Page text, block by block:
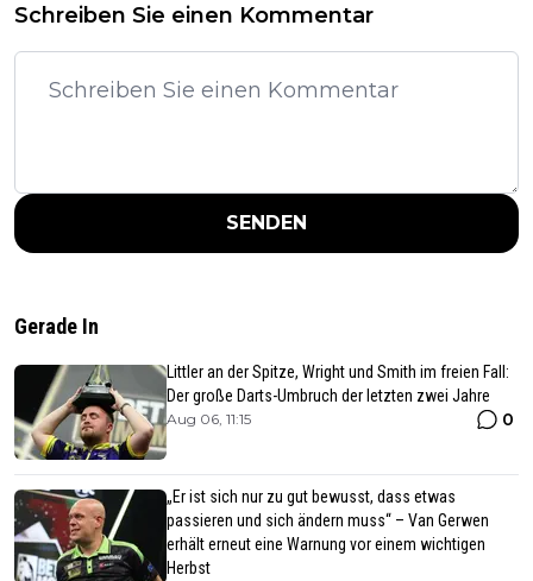
Schreiben Sie einen Kommentar
SENDEN
Gerade In
Littler an der Spitze, Wright und Smith im freien Fall:
Der große Darts-Umbruch der letzten zwei Jahre
Aug 06, 11:15 0
„Er ist sich nur zu gut bewusst, dass etwas
passieren und sich ändern muss“ – Van Gerwen
erhält erneut eine Warnung vor einem wichtigen
Herbst